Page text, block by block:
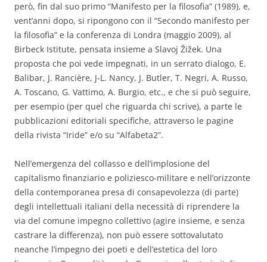
però, fin dal suo primo “Manifesto per la filosofia” (1989), e,
vent’anni dopo, si ripongono con il “Secondo manifesto per
la filosofia” e la conferenza di Londra (maggio 2009), al
Birbeck Istitute, pensata insieme a Slavoj Žižek. Una
proposta che poi vede impegnati, in un serrato dialogo, E.
Balibar, J. Rancière, J-L. Nancy, J. Butler, T. Negri, A. Russo,
A. Toscano, G. Vattimo, A. Burgio, etc., e che si può seguire,
per esempio (per quel che riguarda chi scrive), a parte le
pubblicazioni editoriali specifiche, attraverso le pagine
della rivista “Iride” e/o su “Alfabeta2”.
Nell’emergenza del collasso e dell’implosione del
capitalismo finanziario e poliziesco-militare e nell’orizzonte
della contemporanea presa di consapevolezza (di parte)
degli intellettuali italiani della necessità di riprendere la
via del comune impegno collettivo (agire insieme, e senza
castrare la differenza), non può essere sottovalutato
neanche l’impegno dei poeti e dell’estetica del loro